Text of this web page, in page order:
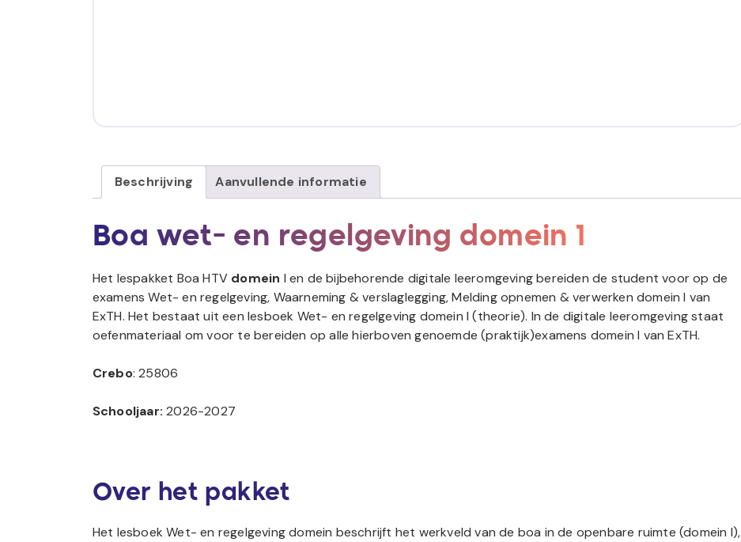
Beschrijving Aanvullende informatie
Boa wet- en regelgeving domein 1
Het lespakket Boa HTV domein I en de bijbehorende digitale leeromgeving bereiden de student voor op de
examens Wet- en regelgeving, Waarneming & verslaglegging, Melding opnemen & verwerken domein I van
ExTH. Het bestaat uit een lesboek Wet- en regelgeving domein I (theorie). In de digitale leeromgeving staat
oefenmateriaal om voor te bereiden op alle hierboven genoemde (praktijk)examens domein I van ExTH.
Crebo: 25806
Schooljaar: 2026-2027
Over het pakket
Het lesboek Wet- en regelgeving domein beschrijft het werkveld van de boa in de openbare ruimte (domein I),